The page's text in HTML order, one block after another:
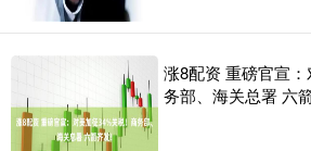
涨8配资 重磅官宣
务部、海关总署 六